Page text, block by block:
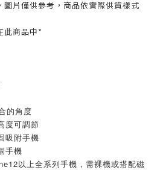
片僅供參考，商品依實際供貨樣式
此商品中*
的角度
度可調節
吸附手機
手機
以上全系列手機，需裸機或搭配磁